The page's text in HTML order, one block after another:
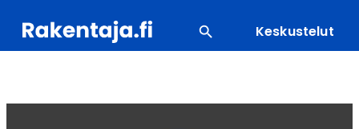
Keskustelut